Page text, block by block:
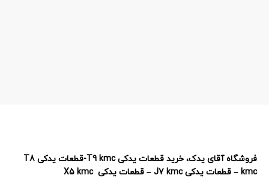
فروشگاه آقای یدک، خرید قطعات یدکی T9 kmc-قطعات یدکی T8
kmc – قطعات یدکی J7 kmc – قطعات یدکی X5 kmc